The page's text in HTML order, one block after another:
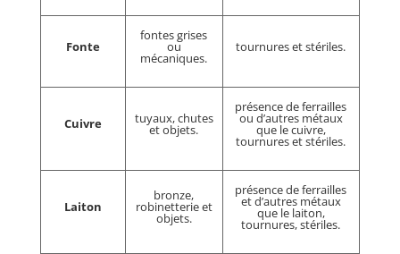
Fonte
fontes grises
ou
mécaniques.
tournures et stériles.
Cuivre tuyaux, chutes
et objets.
présence de ferrailles
ou d’autres métaux
que le cuivre,
tournures et stériles.
Laiton
bronze,
robinetterie et
objets.
présence de ferrailles
et d’autres métaux
que le laiton,
tournures, stériles.